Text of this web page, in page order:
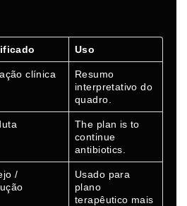
Uso
clínica
Resumo
interpretativo do
quadro.
The plan is to
continue
antibiotics.
/
Usado para
plano
terapêutico mais